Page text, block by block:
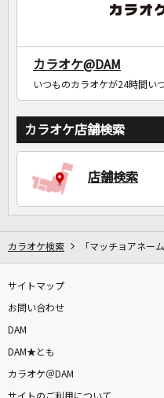
カラオケ@DAM
いつものカラオケが24時間い
カラオケ店舗検索
店舗検索
カラオケ検索 「マッチョアネー
サイトマップ
お問い合わせ
DAM
DAM★とも
カラオケ＠DAM